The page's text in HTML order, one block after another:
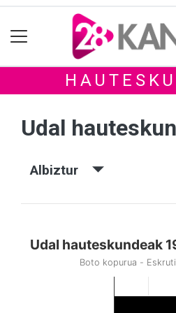
Udal
Albiztur
Udal hauteskundeak
Boto kopurua -